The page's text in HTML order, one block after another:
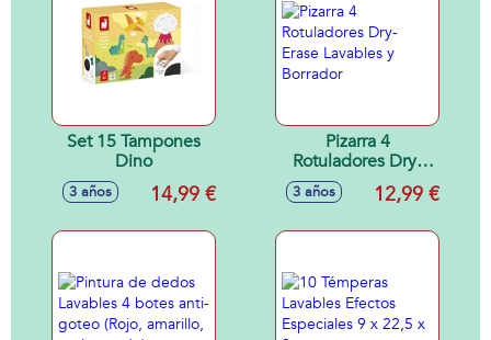
Set 15 Tampones
Dino
3 años 14,99 €
Pizarra 4
Rotuladores Dry-
Erase Lavables y
Borrador
3 años 12,99 €